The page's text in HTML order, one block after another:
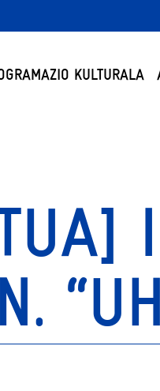
KULTURALA